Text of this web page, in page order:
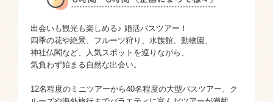
出会いも観光も楽しめる♪ 婚活バスツアー！
四季の花や絶景、フルーツ狩り、水族館、動物園、
神社仏閣など、人気スポットを巡りながら、
気負わず始まる自然な出会い。
12名程度のミニツアーから40名程度の大型バスツアー、ク